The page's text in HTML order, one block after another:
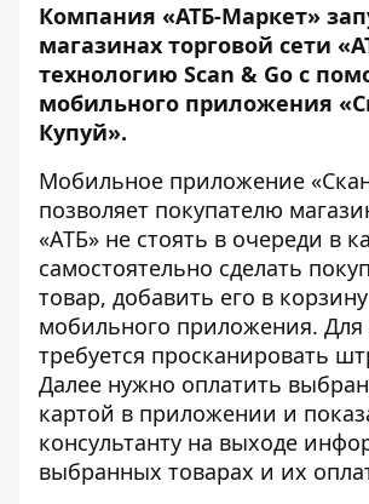
Компания «АТБ-Маркет»
магазинах торговой сети
технологию Scan & Go с
мобильного приложения
Купуй».
Мобильное приложение
позволяет покупателю
«АТБ» не стоять в очереди в
самостоятельно сделать
товар, добавить его в корзину
мобильного приложения. Для
требуется просканировать
Далее нужно оплатить
картой в приложении и
консультанту на выходе
выбранных товарах и их